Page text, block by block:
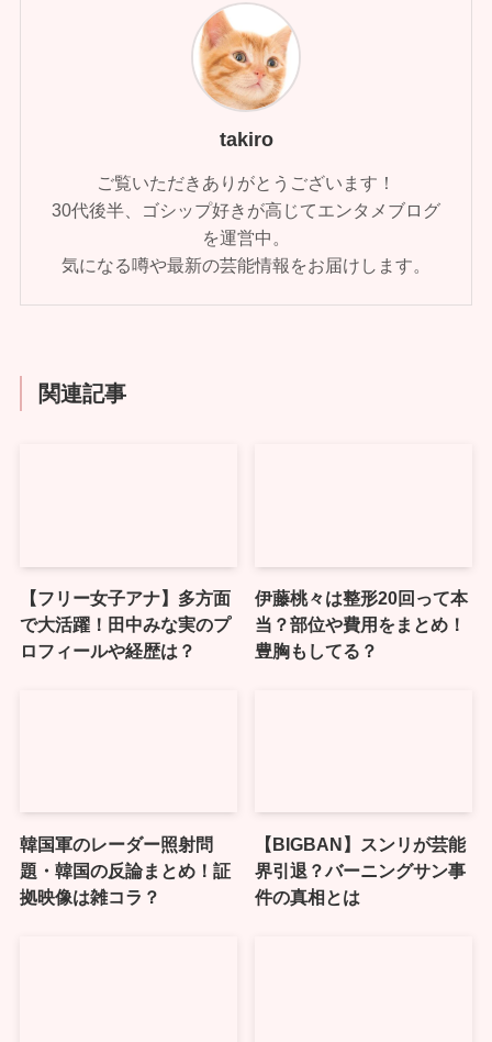
takiro
ご覧いただきありがとうございます！
30代後半、ゴシップ好きが高じてエンタメブログ
を運営中。
気になる噂や最新の芸能情報をお届けします。
関連記事
【フリー女子アナ】多方面
で大活躍！田中みな実のプ
ロフィールや経歴は？
伊藤桃々は整形20回って本
当？部位や費用をまとめ！
豊胸もしてる？
韓国軍のレーダー照射問
題・韓国の反論まとめ！証
拠映像は雑コラ？
【BIGBAN】スンリが芸能
界引退？バーニングサン事
件の真相とは